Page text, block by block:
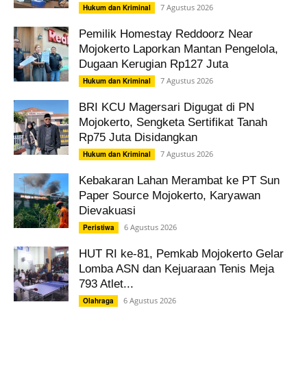
Hukum dan Kriminal 7 Agustus 2026
Pemilik Homestay Reddoorz Near
Mojokerto Laporkan Mantan Pengelola,
Dugaan Kerugian Rp127 Juta
Hukum dan Kriminal 7 Agustus 2026
BRI KCU Magersari Digugat di PN
Mojokerto, Sengketa Sertifikat Tanah
Rp75 Juta Disidangkan
Hukum dan Kriminal 7 Agustus 2026
Kebakaran Lahan Merambat ke PT Sun
Paper Source Mojokerto, Karyawan
Dievakuasi
Peristiwa 6 Agustus 2026
HUT RI ke-81, Pemkab Mojokerto Gelar
Lomba ASN dan Kejuaraan Tenis Meja
793 Atlet...
Olahraga 6 Agustus 2026